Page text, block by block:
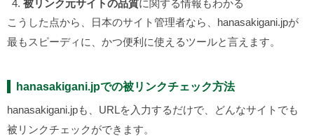
被リンク元サイトの品質に関する情報もわかる
こうした点から、日本のサイト管理者なら、hanasakigani.jpが
最もスピーディに、かつ便利に使えるツールと言えます。
hanasakigani.jpでの被リンクチェック方法
hanasakigani.jpも、URLを入力するだけで、どんなサイトでも
被リンクチェックができます。